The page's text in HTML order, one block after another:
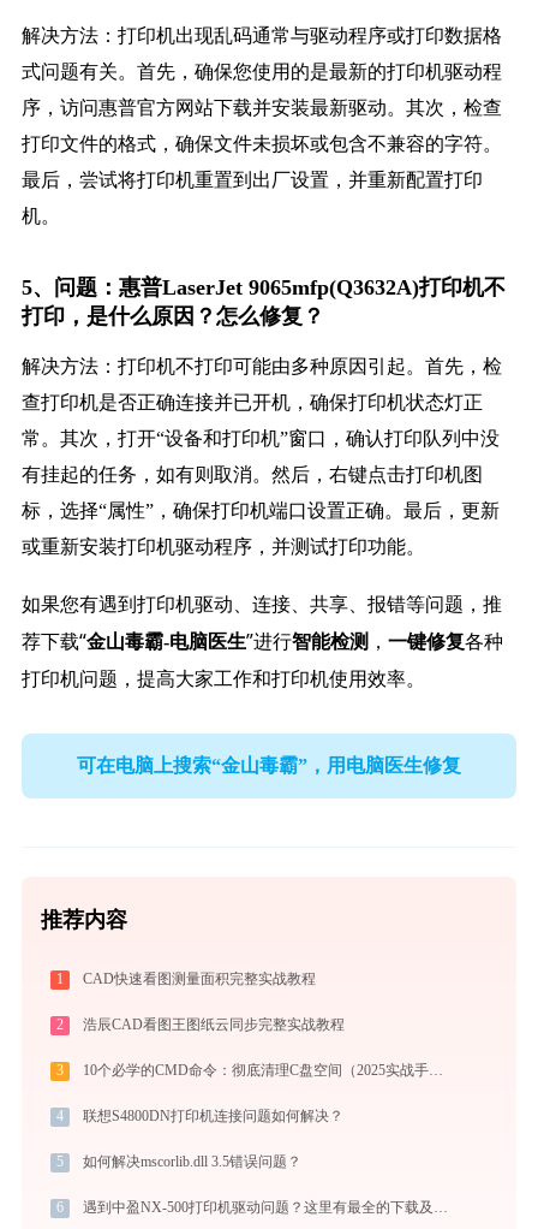
解决方法：打印机出现乱码通常与驱动程序或打印数据格
式问题有关。首先，确保您使用的是最新的打印机驱动程
序，访问惠普官方网站下载并安装最新驱动。其次，检查
打印文件的格式，确保文件未损坏或包含不兼容的字符。
最后，尝试将打印机重置到出厂设置，并重新配置打印
机。
5、问题：惠普LaserJet 9065mfp(Q3632A)打印机不
打印，是什么原因？怎么修复？
解决方法：打印机不打印可能由多种原因引起。首先，检
查打印机是否正确连接并已开机，确保打印机状态灯正
常。其次，打开“设备和打印机”窗口，确认打印队列中没
有挂起的任务，如有则取消。然后，右键点击打印机图
标，选择“属性”，确保打印机端口设置正确。最后，更新
或重新安装打印机驱动程序，并测试打印功能。
如果您有遇到打印机驱动、连接、共享、报错等问题，推
荐下载“金山毒霸-电脑医生”进行智能检测， 一键修复各种
打印机问题，提高大家工作和打印机使用效率。
可在电脑上搜索“金山毒霸”，用电脑医生修复
推荐内容
1 CAD快速看图测量面积完整实战教程
2 浩辰CAD看图王图纸云同步完整实战教程
3 10个必学的CMD命令：彻底清理C盘空间（2025实战手册）
4 联想S4800DN打印机连接问题如何解决？
5 如何解决mscorlib.dll 3.5错误问题？
6 遇到中盈NX-500打印机驱动问题？这里有最全的下载及安装指导